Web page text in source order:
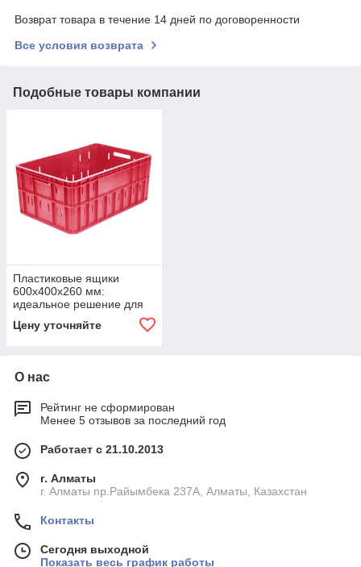
Возврат товара в течение 14 дней по договоренности
Все условия возврата
Подобные товары компании
Пластиковые ящики
600х400х260 мм:
идеальное решение для
Цену уточняйте
О нас
Рейтинг не сформирован
Менее 5 отзывов за последний год
Работает с 21.10.2013
г. Алматы
г. Алматы пр.Райымбека 237А, Алматы, Казахстан
Контакты
Сегодня выходной
Показать весь график работы